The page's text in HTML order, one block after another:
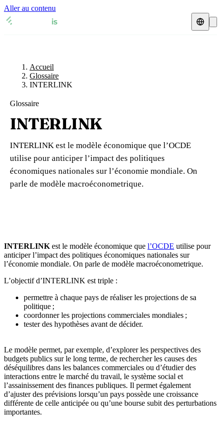
Aller au contenu
🇫🇷 France
🇬🇧 Royaume-Uni
🇧🇪 Belgique
🇮🇹 Italie
Voir tous les pays
Fiches TVA
🇫🇷 France
🇬🇧
🇨🇭 Suisse
🇧🇪
🇩🇪Allemagne
🇳🇱 Pays-Bas
Toutes les fiches pays
Expert-comptable
Expert-comptable e-commerce
Expert-comptable Amazon
Ressources & Blog
Blog
Glossaire
Vérifier un n° TVA
Accueil
Glossaire
INTERLINK
Glossaire
INTERLINK
INTERLINK est le modèle économique que l’OCDE
utilise pour anticiper l’impact des politiques
économiques nationales sur l’économie mondiale. On
parle de modèle macroéconometrique.
INTERLINK est le modèle économique que l’OCDE utilise pour
anticiper l’impact des politiques économiques nationales sur
l’économie mondiale. On parle de modèle macroéconometrique.
L’objectif d’INTERLINK est triple :
permettre à chaque pays de réaliser les projections de sa
politique ;
coordonner les projections commerciales mondiales ;
tester des hypothèses avant de décider.
Le modèle permet, par exemple, d’explorer les perspectives des
budgets publics sur le long terme, de rechercher les causes des
déséquilibres dans les balances commerciales ou d’étudier des
interactions entre le marché du travail, le système social et
l’assainissement des finances publiques. Il permet également
d’ajuster des prévisions lorsqu’un pays possède une croissance
différente de celle anticipée ou qu’une bourse subit des perturbations
importantes.